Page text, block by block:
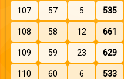
107
57 5 535
108
58 12 661
109
59 23 629
110
60 6 533